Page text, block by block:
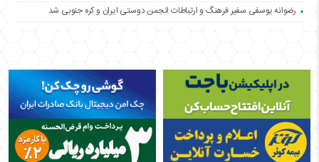
رضوانه یوسفی سفیر فرهنگ و ارتباطات انجمن دوستی ایران و کره جنوبی شد